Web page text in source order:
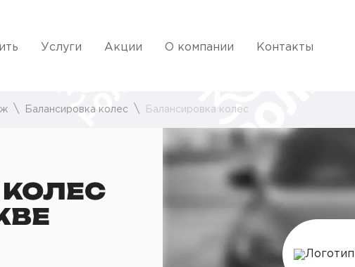
Услуги Акции О компании Контакты
Балансировка колес Балансировка колес